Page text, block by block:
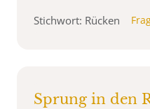
Stichwort: Rücken
Sprung in den